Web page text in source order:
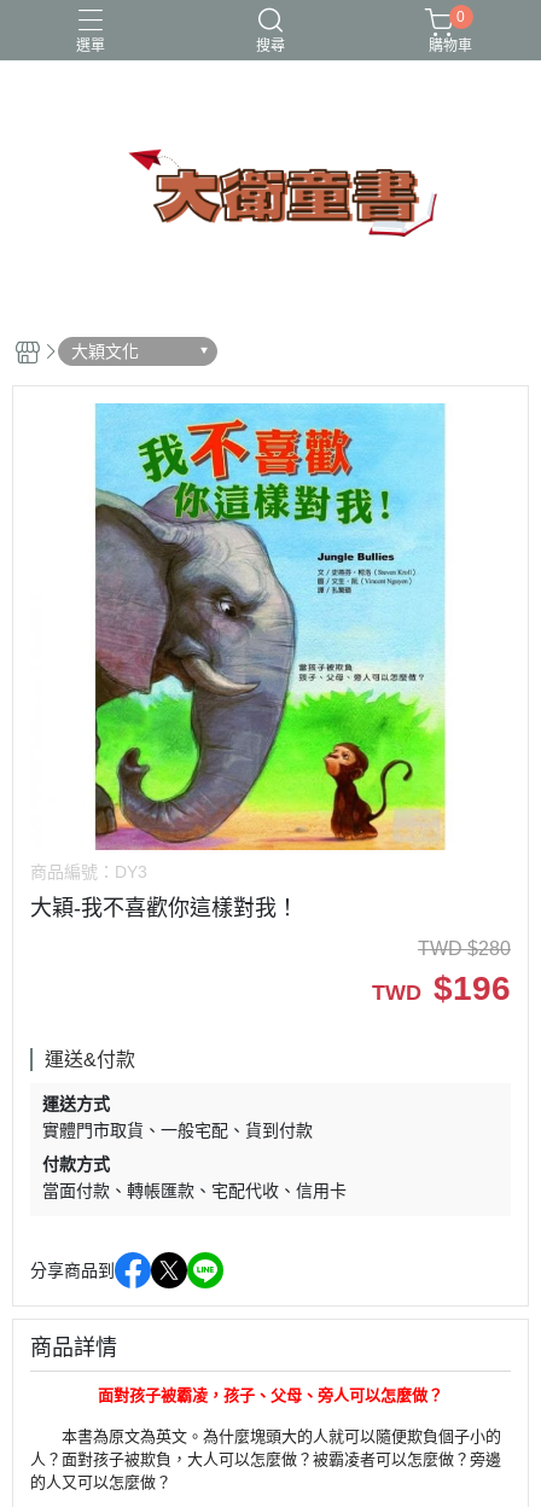
選單 搜尋
小牛頓科學讚 百科
0
購物車
大穎文化
商品編號： DY3
大穎-我不喜歡你這樣對我！
TWD $280
TWD $196
運送&付款
運送方式
實體門市取貨
一般宅配
貨到付款
付款方式
當面付款
轉帳匯款 宅配代收 信用卡
分享商品到
商品詳情
面對孩子被霸凌，孩子、父母、旁人可以怎麼做？
本書為原文為英文。為什麼塊頭大的人就可以隨便欺負個子小的
人？面對孩子被欺負，大人可以怎麼做？被霸凌者可以怎麼做？旁邊
的人又可以怎麼做？